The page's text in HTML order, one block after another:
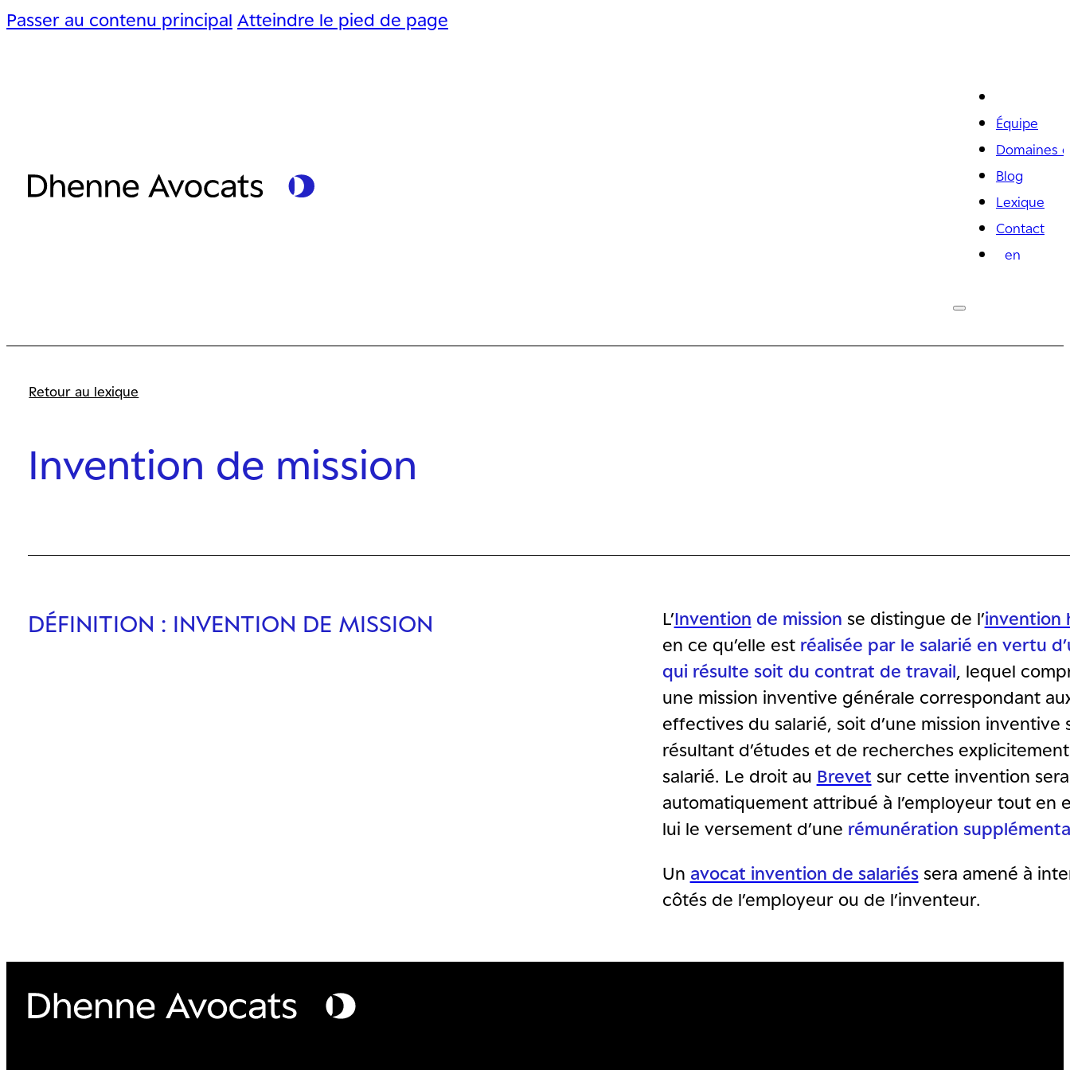
Passer au contenu principal Atteindre le pied de page
Équipe
Domaines
Blog
Lexique
Contact
en
Retour au lexique
Invention de mission
DÉFINITION : INVENTION DE MISSION L’Invention de mission se distingue de l’invention
en ce qu’elle est réalisée par le salarié en vertu
qui résulte soit du contrat de travail , lequel
une mission inventive générale correspondant
effectives du salarié, soit d’une mission inventive
résultant d’études et de recherches
salarié. Le droit au Brevet sur cette invention
automatiquement attribué à l’employeur tout en
lui le versement d’une rémunération
Un avocat invention de salariéssera amené à
côtés de l’employeur ou de l’inventeur.